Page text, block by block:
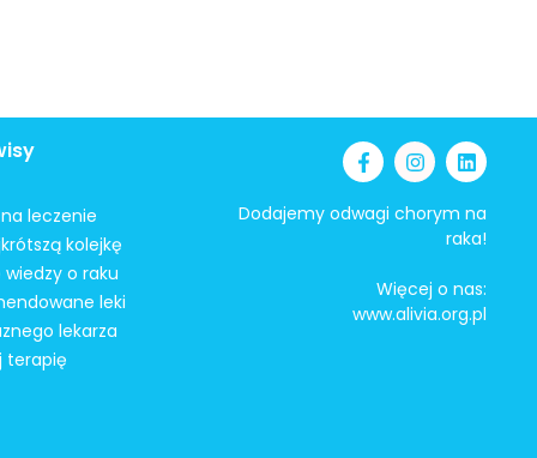
leczenie
kolejkę
o raku
leki
lekarza
terapię
Dodajemy odwagi chorym na
raka!
Więcej o nas:
www.alivia.org.pl